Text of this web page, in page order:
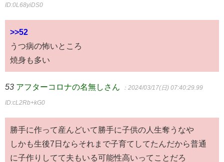
ID:0L68yiDS0
>>52
うつ病の怖いところ
焼身も多い
53 アフターコロナの名無しさん ：2024/03/17(日) 07:40:29.99
ID:cL2Rb+kG0
勝手に作って産んどいて勝手に子供の人生奪うなや
しかも生後7日ならそれまで子育てしてたんだから普通
に子作りしてて夫もいる可能性高いってことだろ